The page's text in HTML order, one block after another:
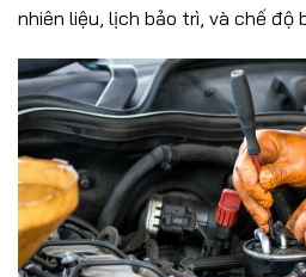
nhiên liệu, lịch bảo trì, và chế độ